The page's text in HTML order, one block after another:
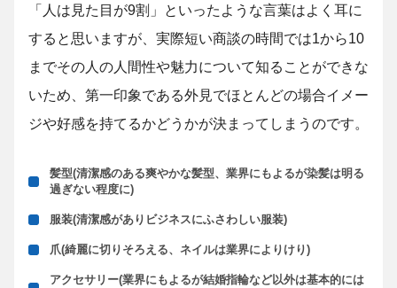
「人は見た目が9割」といったような言葉はよく耳に
すると思いますが、実際短い商談の時間では1から10
までその人の人間性や魅力について知ることができな
いため、第一印象である外見でほとんどの場合イメー
ジや好感を持てるかどうかが決まってしまうのです。
髪型(清潔感のある爽やかな髪型、業界にもよるが染髪は明る
過ぎない程度に)
服装(清潔感がありビジネスにふさわしい服装)
爪(綺麗に切りそろえる、ネイルは業界によりけり)
アクセサリー(業界にもよるが結婚指輪など以外は基本的には